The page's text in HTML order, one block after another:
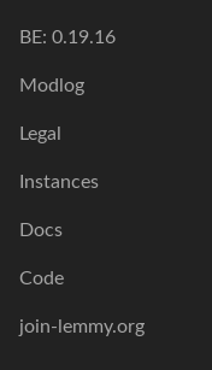
BE: 0.19.16
Modlog
Legal
Instances
Docs
Code
join-lemmy.org